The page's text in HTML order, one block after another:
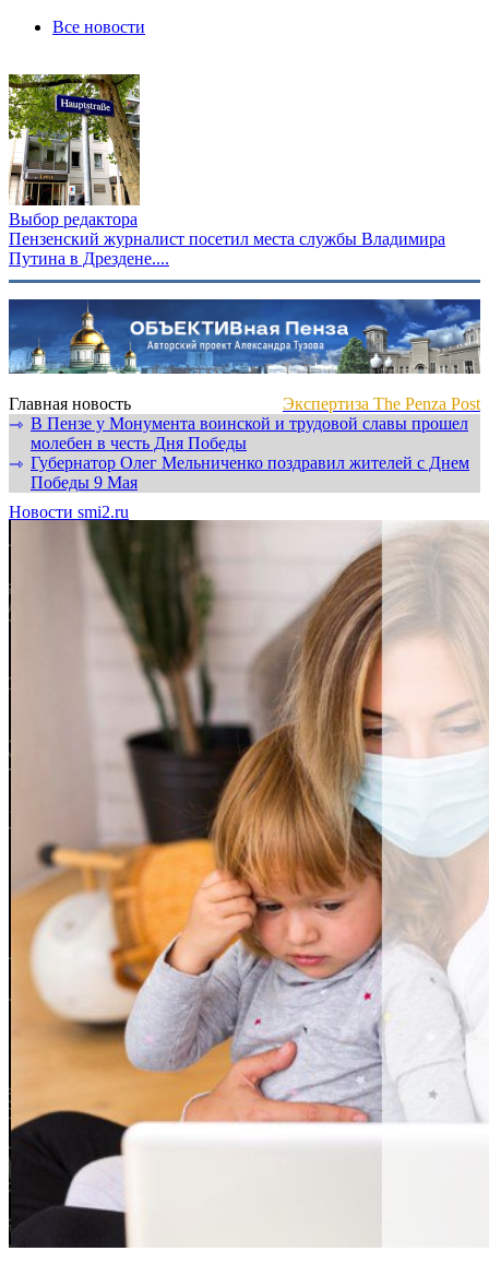
Все новости
Выбор редактора
Пензенский журналист посетил места службы Владимира
Путина в Дрездене....
Главная новость
Экспертиза The Penza Post
⇾ В Пензе у Монумента воинской и трудовой славы прошел
молебен в честь Дня Победы
⇾ Губернатор Олег Мельниченко поздравил жителей с Днем
Победы 9 Мая
Новости smi2.ru